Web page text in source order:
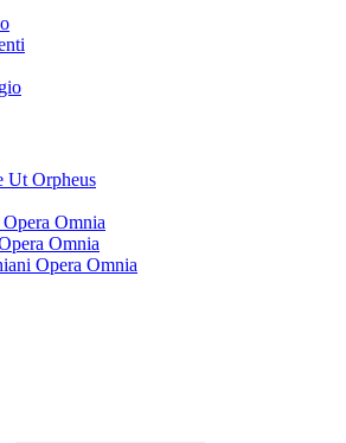
Ut Orpheus
Omnia
Omnia
Opera Omnia